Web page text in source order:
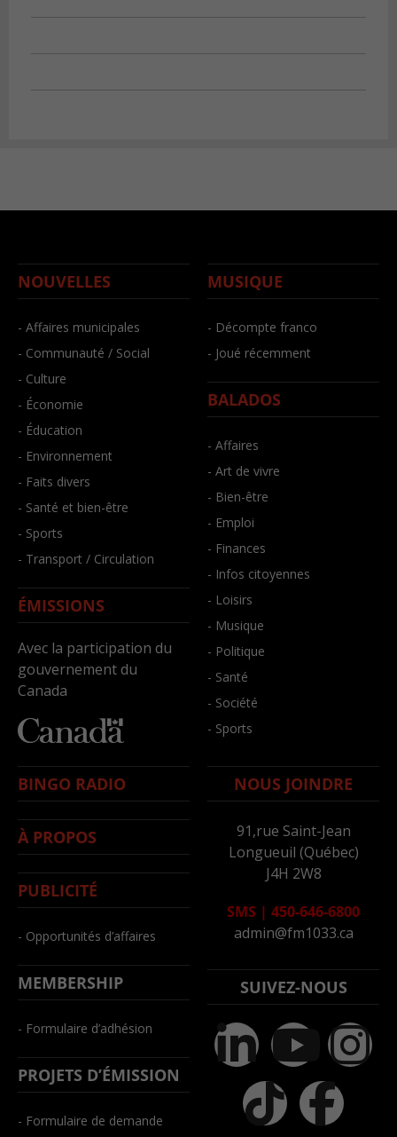
NOUVELLES
- Affaires municipales
- Communauté / Social
- Culture
- Économie
- Éducation
- Environnement
- Faits divers
- Santé et bien-être
- Sports
- Transport / Circulation
ÉMISSIONS
Avec la participation du
gouvernement du
Canada
MUSIQUE
- Décompte franco
- Joué récemment
BALADOS
- Affaires
- Art de vivre
- Bien-être
- Emploi
- Finances
- Infos citoyennes
- Loisirs
- Musique
- Politique
- Santé
- Société
- Sports
BINGO RADIO
À PROPOS
PUBLICITÉ
- Opportunités d’affaires
MEMBERSHIP
- Formulaire d’adhésion
PROJETS D’ÉMISSION
- Formulaire de demande
NOUS JOINDRE
91,rue Saint-Jean
Longueuil (Québec)
J4H 2W8
SMS | 450-646-6800
admin@fm1033.ca
SUIVEZ-NOUS